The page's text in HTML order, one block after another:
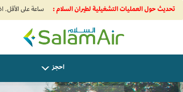
تحديث حول العمليات التشغيلية لطيران السلام :
SalamAir
احجز